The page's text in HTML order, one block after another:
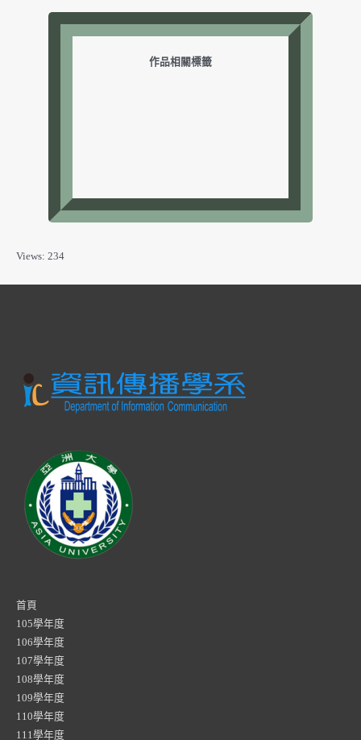
作品相關標籤
Views: 234
首頁
105學年度
106學年度
107學年度
108學年度
109學年度
110學年度
111學年度